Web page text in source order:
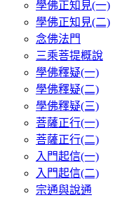
學佛正知見(一)
學佛正知見(二)
念佛法門
三乘菩提概說
學佛釋疑(一)
學佛釋疑(二)
學佛釋疑(三)
菩薩正行(一)
菩薩正行(二)
入門起信(一)
入門起信(二)
宗通與說通